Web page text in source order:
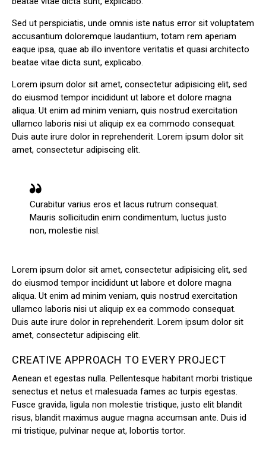
Sed ut perspiciatis, unde omnis iste natus error sit voluptatem
accusantium doloremque laudantium, totam rem aperiam
eaque ipsa, quae ab illo inventore veritatis et quasi architecto
beatae vitae dicta sunt, explicabo.
Lorem ipsum dolor sit amet, consectetur adipisicing elit, sed
do eiusmod tempor incididunt ut labore et dolore magna
aliqua. Ut enim ad minim veniam, quis nostrud exercitation
ullamco laboris nisi ut aliquip ex ea commodo consequat.
Duis aute irure dolor in reprehenderit. Lorem ipsum dolor sit
amet, consectetur adipiscing elit.
Curabitur varius eros et lacus rutrum consequat.
Mauris sollicitudin enim condimentum, luctus justo
non, molestie nisl.
Lorem ipsum dolor sit amet, consectetur adipisicing elit, sed
do eiusmod tempor incididunt ut labore et dolore magna
aliqua. Ut enim ad minim veniam, quis nostrud exercitation
ullamco laboris nisi ut aliquip ex ea commodo consequat.
Duis aute irure dolor in reprehenderit. Lorem ipsum dolor sit
amet, consectetur adipiscing elit.
CREATIVE APPROACH TO EVERY PROJECT
Aenean et egestas nulla. Pellentesque habitant morbi tristique
senectus et netus et malesuada fames ac turpis egestas.
Fusce gravida, ligula non molestie tristique, justo elit blandit
risus, blandit maximus augue magna accumsan ante. Duis id
mi tristique, pulvinar neque at, lobortis tortor.